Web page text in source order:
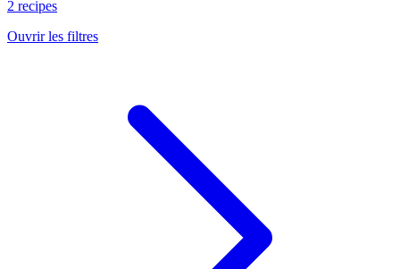
2 recipes
Ouvrir les filtres